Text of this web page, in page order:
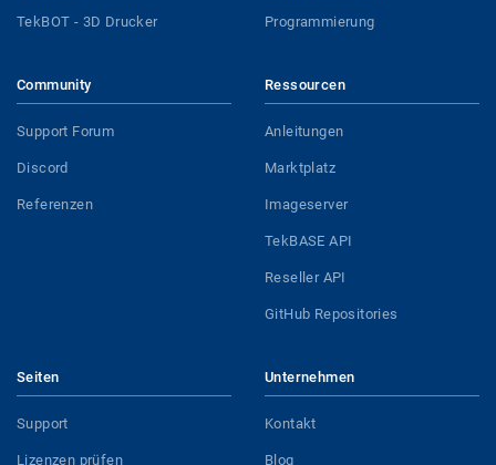
TekBOT - 3D Drucker Programmierung
Community
Support Forum
Discord
Referenzen
Ressourcen
Anleitungen
Marktplatz
Imageserver
TekBASE API
Reseller API
GitHub Repositories
Seiten
Support
Lizenzen prüfen
Unternehmen
Kontakt
Blog